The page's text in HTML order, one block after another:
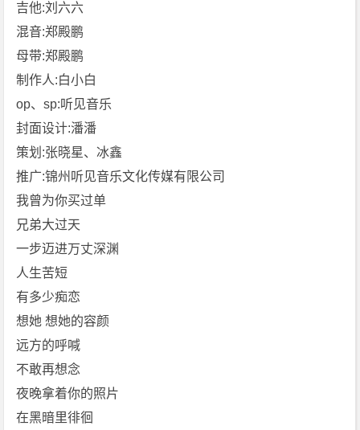
吉他:刘六六
混音:郑殿鹏
母带:郑殿鹏
制作人:白小白
op、sp:听见音乐
封面设计:潘潘
策划:张晓星、冰鑫
推广:锦州听见音乐文化传媒有限公司
我曾为你买过单
兄弟大过天
一步迈进万丈深渊
人生苦短
有多少痴恋
想她 想她的容颜
远方的呼喊
不敢再想念
夜晚拿着你的照片
在黑暗里徘徊